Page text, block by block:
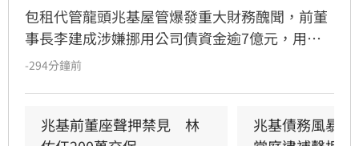
包租代管龍頭兆基屋管爆發重大財務醜聞，前董
事長李建成涉嫌挪用公司債資金逾7億元，用於
個人私用及支付前妻生活費，遭檢方依背信、侵
-294分鐘前
兆基前董座聲押禁見　林
兆基債務風暴